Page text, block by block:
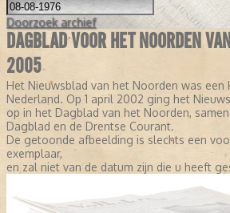
Doorzoek archief
DAGBLAD VOOR HET NOORDEN
2005
Het Nieuwsblad van het Noorden was een
Nederland. Op 1 april 2002 ging het
op in het Dagblad van het Noorden,
Dagblad en de Drentse Courant.
De getoonde afbeelding is slechts een
exemplaar,
en zal niet van de datum zijn die u heeft